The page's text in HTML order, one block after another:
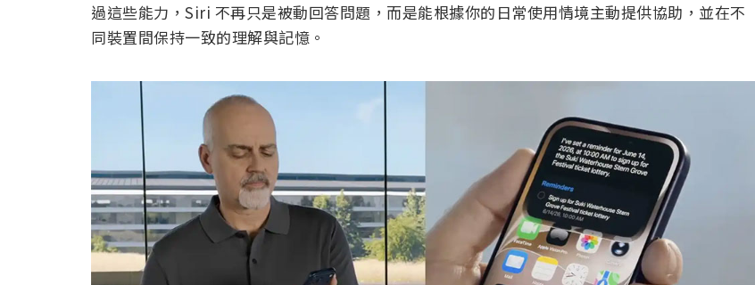
過這些能力，Siri 不再只是被動回答問題，而是能根據你的日常使用情境主動提供協助，並在不
同裝置間保持一致的理解與記憶。